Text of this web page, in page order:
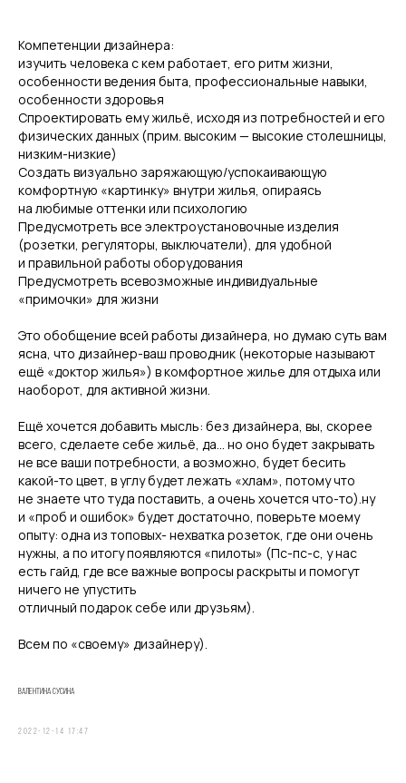
Компетенции дизайнера:
изучить человека с кем работает, его ритм жизни,
особенности ведения быта, профессиональные навыки,
особенности здоровья
Спроектировать ему жильё, исходя из потребностей и его
физических данных (прим. высоким — высокие столешницы,
низким-низкие)
Создать визуально заряжающую/успокаивающую
комфортную «картинку» внутри жилья, опираясь
на любимые оттенки или психологию
Предусмотреть все электроустановочные изделия
(розетки, регуляторы, выключатели), для удобной
и правильной работы оборудования
Предусмотреть всевозможные индивидуальные
«примочки» для жизни
Это обобщение всей работы дизайнера, но думаю суть вам
ясна, что дизайнер-ваш проводник (некоторые называют
ещё «доктор жилья») в комфортное жилье для отдыха или
наоборот, для активной жизни.
Ещё хочется добавить мысль: без дизайнера, вы, скорее
всего, сделаете себе жильё, да… но оно будет закрывать
не все ваши потребности, а возможно, будет бесить
какой-то цвет, в углу будет лежать «хлам», потому что
не знаете что туда поставить, а очень хочется что-то).ну
и «проб и ошибок» будет достаточно, поверьте моему
опыту: одна из топовых- нехватка розеток, где они очень
нужны, а по итогу появляются «пилоты» (Пс-пс-с, у нас
есть гайд, где все важные вопросы раскрыты и помогут
ничего не упустить
отличный подарок себе или друзьям).
Всем по «своему» дизайнеру).
Валентина Сусина
2022-12-14 17:47